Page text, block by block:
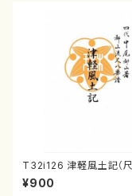
T32i126 津軽風土記（
村峰山/尺八/都山式譜）
公刊楽譜曲番:575
¥900